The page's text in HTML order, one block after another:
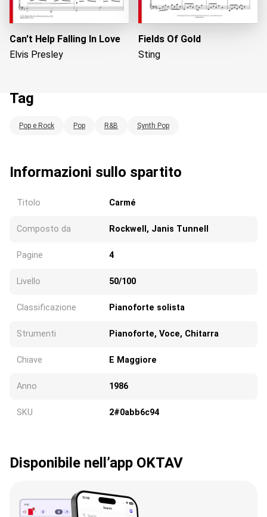
Can't Help Falling In Love
Elvis Presley
Fields Of Gold
Sting
Tag
Pop e Rock Pop R&B Synth Pop
Informazioni sullo spartito
Titolo Carmé
Composto da Rockwell, Janis Tunnell
Pagine 4
Livello 50/100
Classificazione Pianoforte solista
Strumenti Pianoforte, Voce, Chitarra
Chiave E Maggiore
Anno 1986
SKU 2#0abb6c94
Disponibile nell’app OKTAV